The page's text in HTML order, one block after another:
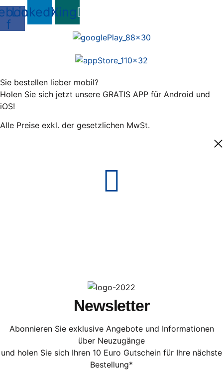
f
LinkedinXing
Sie bestellen lieber mobil?
Holen Sie sich jetzt unsere GRATIS APP für Android und
iOS!
Alle Preise exkl. der gesetzlichen MwSt.
Newsletter
Abonnieren Sie exklusive Angebote und Informationen
über Neuzugänge
und holen Sie sich Ihren 10 Euro Gutschein für Ihre nächste
Bestellung*